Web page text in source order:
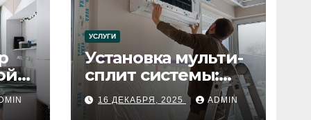
УСЛУГИ
Установка мульти-
сплит системы:
пошаговое
руководство
16 ДЕКАБРЯ, 2025 ADMIN